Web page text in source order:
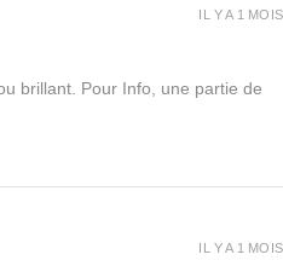
brillant. Pour Info, une partie de
IL Y A 1 MOIS
IL Y A 1 MOIS